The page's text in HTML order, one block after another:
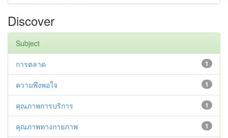
Discover
Subject
1
การตลาด
1
ความพึงพอใจ
1
คุณภาพการบริการ
1
คุณภาพทางกายภาพ